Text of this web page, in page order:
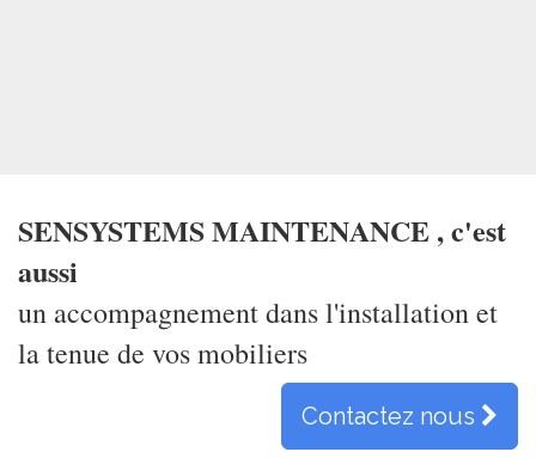
SENSYSTEMS MAINTENANCE , c'est
aussi
un accompagnement dans l'installation et
la tenue de vos mobiliers
Contactez nous